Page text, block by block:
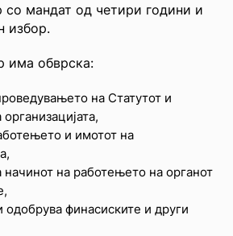
со мандат од четири години и
избор.
има обврска:
на Статутот и
и имотот на
начинот на работењето на органот
одобрува финасиските и други